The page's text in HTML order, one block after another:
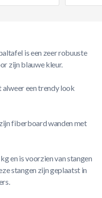
is een zeer robuuste
zijn blauwe kleur.
alweer een trendy look
fiberboard wanden met
en is voorzien van stangen
stangen zijn geplaatst in